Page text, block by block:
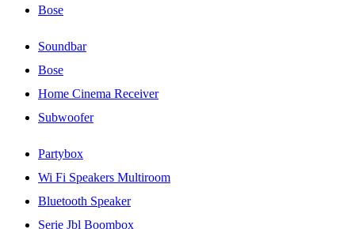
Bose
Soundbar
Bose
Home Cinema Receiver
Subwoofer
Partybox
Wi Fi Speakers Multiroom
Bluetooth Speaker
Serie Jbl Boombox